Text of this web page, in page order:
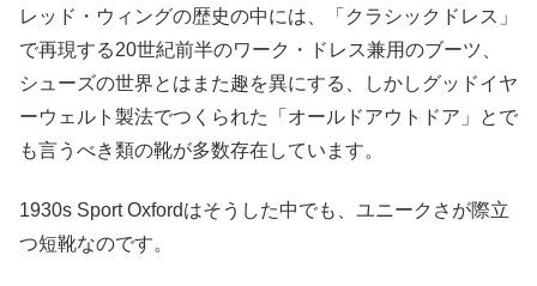
レッド・ウィングの歴史の中には、「クラシックドレス」
で再現する20世紀前半のワーク・ドレス兼用のブーツ、
シューズの世界とはまた趣を異にする、しかしグッドイヤ
ーウェルト製法でつくられた「オールドアウトドア」とで
も言うべき類の靴が多数存在しています。
1930s Sport Oxfordはそうした中でも、ユニークさが際立
つ短靴なのです。